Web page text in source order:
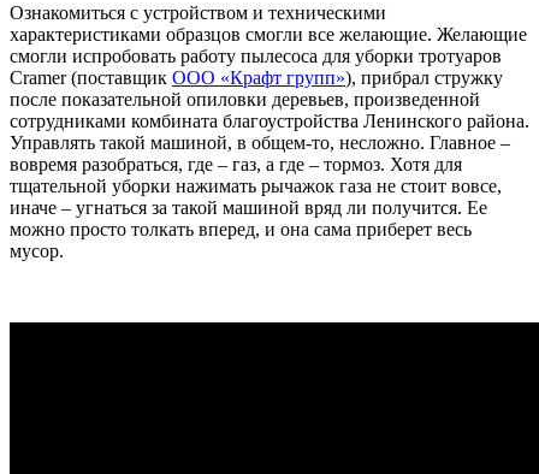
Ознакомиться с устройством и техническими
характеристиками образцов смогли все желающие. Желающие
смогли испробовать работу пылесоса для уборки тротуаров
Cramer (поставщик ООО «Крафт групп»), прибрал стружку
после показательной опиловки деревьев, произведенной
сотрудниками комбината благоустройства Ленинского района.
Управлять такой машиной, в общем-то, несложно. Главное –
вовремя разобраться, где – газ, а где – тормоз. Хотя для
тщательной уборки нажимать рычажок газа не стоит вовсе,
иначе – угнаться за такой машиной вряд ли получится. Ее
можно просто толкать вперед, и она сама приберет весь
мусор.